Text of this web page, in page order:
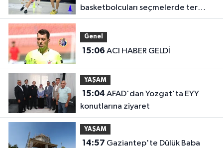
basketbolcuları seçmelerde ter
döktü
Genel
15:06 ACI HABER GELDİ
YAŞAM
15:04
konutlarına ziyaret
YAŞAM
14:57